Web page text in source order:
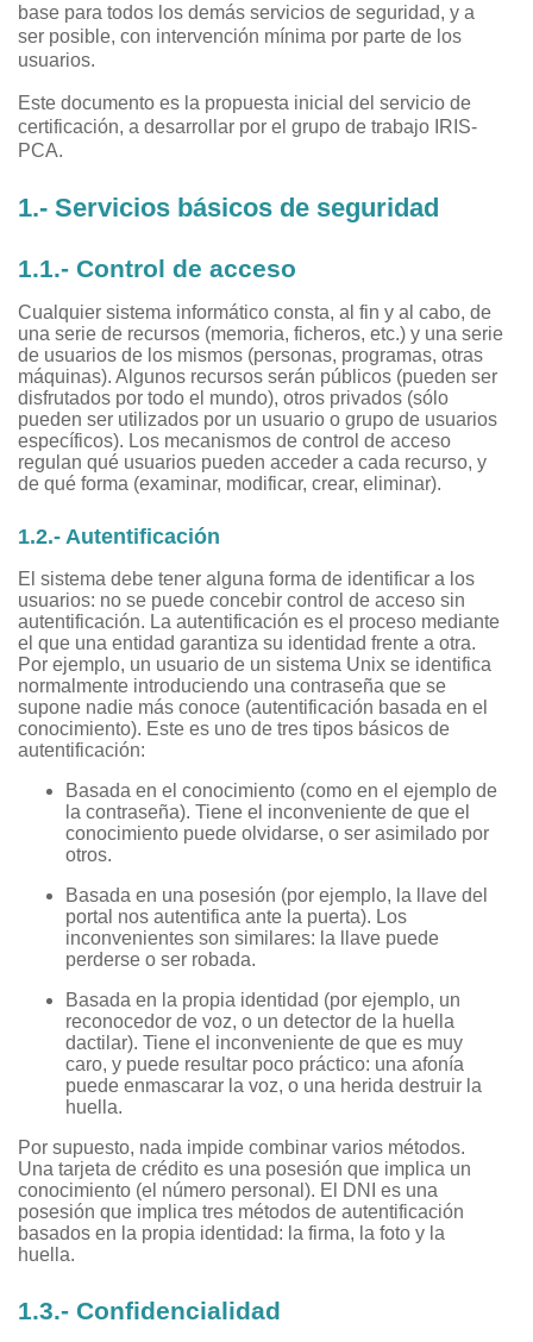
base para todos los demás servicios de seguridad, y a
ser posible, con intervención mínima por parte de los
usuarios.
Este documento es la propuesta inicial del servicio de
certificación, a desarrollar por el grupo de trabajo IRIS-
PCA.
1.- Servicios básicos de seguridad
1.1.- Control de acceso
Cualquier sistema informático consta, al fin y al cabo, de
una serie de recursos (memoria, ficheros, etc.) y una serie
de usuarios de los mismos (personas, programas, otras
máquinas). Algunos recursos serán públicos (pueden ser
disfrutados por todo el mundo), otros privados (sólo
pueden ser utilizados por un usuario o grupo de usuarios
específicos). Los mecanismos de control de acceso
regulan qué usuarios pueden acceder a cada recurso, y
de qué forma (examinar, modificar, crear, eliminar).
1.2.- Autentificación
El sistema debe tener alguna forma de identificar a los
usuarios: no se puede concebir control de acceso sin
autentificación. La autentificación es el proceso mediante
el que una entidad garantiza su identidad frente a otra.
Por ejemplo, un usuario de un sistema Unix se identifica
normalmente introduciendo una contraseña que se
supone nadie más conoce (autentificación basada en el
conocimiento). Este es uno de tres tipos básicos de
autentificación:
Basada en el conocimiento (como en el ejemplo de
la contraseña). Tiene el inconveniente de que el
conocimiento puede olvidarse, o ser asimilado por
otros.
Basada en una posesión (por ejemplo, la llave del
portal nos autentifica ante la puerta). Los
inconvenientes son similares: la llave puede
perderse o ser robada.
Basada en la propia identidad (por ejemplo, un
reconocedor de voz, o un detector de la huella
dactilar). Tiene el inconveniente de que es muy
caro, y puede resultar poco práctico: una afonía
puede enmascarar la voz, o una herida destruir la
huella.
Por supuesto, nada impide combinar varios métodos.
Una tarjeta de crédito es una posesión que implica un
conocimiento (el número personal). El DNI es una
posesión que implica tres métodos de autentificación
basados en la propia identidad: la firma, la foto y la
huella.
1.3.- Confidencialidad